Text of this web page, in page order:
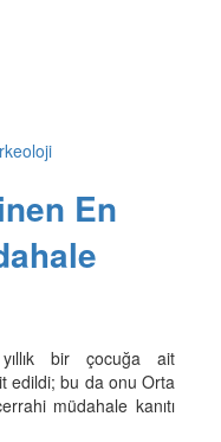
En
bir çocuğa ait
edildi; bu da onu Orta
müdahale kanıtı